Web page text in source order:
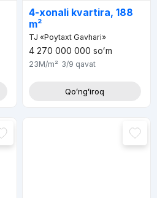
4-xonali kvartira, 188
m²
TJ «Poytaxt Gavhari»
4 270 000 000 soʻm
23M/m² 3/9 qavat
Qoʻngʻiroq